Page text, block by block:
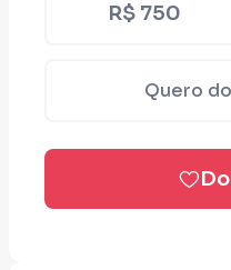
R$ 750
Quero